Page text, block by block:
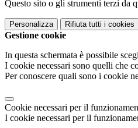
Questo sito o gli strumenti terzi da
Personalizza Rifiuta tutti i cookies
Gestione cookie
In questa schermata è possibile
I cookie necessari sono quelli che
Per conoscere quali sono i cookie
Cookie necessari per il
I cookie necessari per il